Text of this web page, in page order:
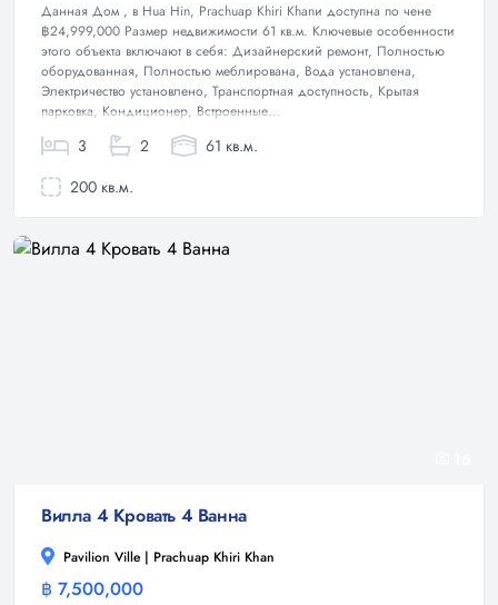
Данная Дом , в Hua Hin, Prachuap Khiri Khanи доступна по чене
฿24,999,000 Размер недвижимости 61 кв.м. Ключевые особенности
этого объекта включают в себя: Дизайнерский ремонт, Полностью
оборудованная, Полностью меблирована, Вода установлена,
Электричество установлено, Транспортная доступность, Крытая
парковка, Кондиционер, Встроенные...
3 2
61 кв.м.
200 кв.м.
Вилла 4 Кровать 4 Ванна
Pavilion Ville | Prachuap Khiri Khan
฿ 7,500,000